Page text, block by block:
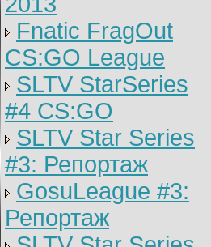
Fnatic FragOut
CS:GO League
SLTV StarSeries
#4 CS:GO
SLTV Star Series
#3: Репортаж
GosuLeague #3:
Репортаж